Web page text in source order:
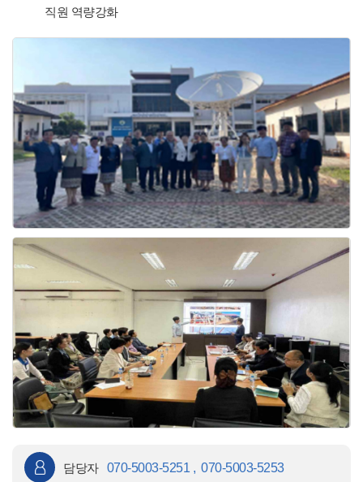
직원 역량강화
담당자 070-5003-5251 , 070-5003-5253